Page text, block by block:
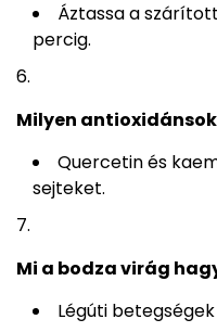
Áztassa a
percig.
Milyen
Quercetin és
sejteket.
Mi a bodza virág
Légúti